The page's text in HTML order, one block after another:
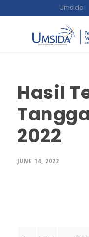
Umsida
Hasil
2022
JUNE 14, 2022